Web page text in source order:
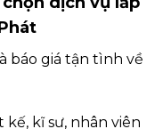
báo giá tận tình về
kĩ sư, nhân viên